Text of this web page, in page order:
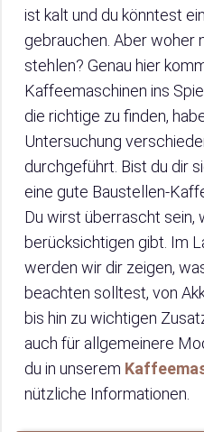
ist kalt und du könntest
gebrauchen. Aber woher
stehlen? Genau hier
Kaffeemaschinen ins
die richtige zu finden,
Untersuchung
durchgeführt. Bist du dir
eine gute Baustellen-
Du wirst überrascht sein,
berücksichtigen gibt. Im
werden wir dir zeigen,
beachten solltest, von
bis hin zu wichtigen
auch für allgemeinere
du in unserem
nützliche Informationen.